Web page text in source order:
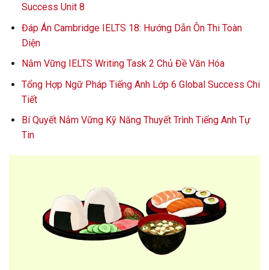
Success Unit 8
Đáp Án Cambridge IELTS 18: Hướng Dẫn Ôn Thi Toàn
Diện
Nắm Vững IELTS Writing Task 2 Chủ Đề Văn Hóa
Tổng Hợp Ngữ Pháp Tiếng Anh Lớp 6 Global Success Chi
Tiết
Bí Quyết Nắm Vững Kỹ Năng Thuyết Trình Tiếng Anh Tự
Tin